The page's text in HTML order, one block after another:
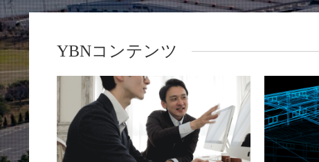
YBNコンテンツ